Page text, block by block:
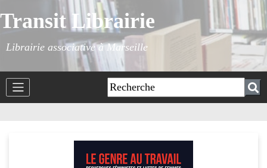
Transit Librairie
Librairie associative à Marseille